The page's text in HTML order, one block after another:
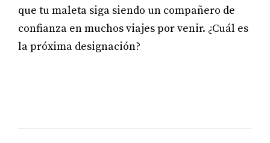
que tu maleta siga siendo un compañero de
confianza en muchos viajes por venir. ¿Cuál es
la próxima designación?